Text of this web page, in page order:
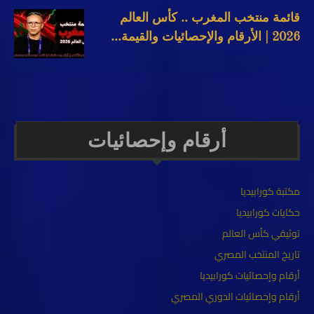
قائمة منتخب المغرب .. كأس العالم
2026 | الأرقام والإحصائيات والقيمة...
أرقام وإحصائيات
مكتبة كورابيديا
حكايات كورابيديا
توثيقي كأس العالم
تاريخ المنتخب المصري
أرقام وإحصائيات كورابيديا
أرقام وإحصائيات الدوري المصري